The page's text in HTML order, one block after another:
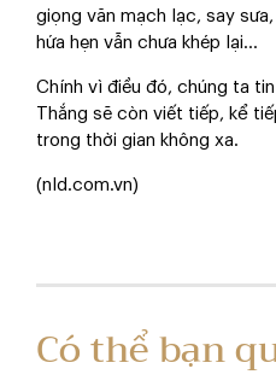
giọng văn mạch lạc, say
hứa hẹn vẫn chưa khép lại...
Chính vì điều đó, chúng ta
Thắng sẽ còn viết tiếp, kể
trong thời gian không xa.
(nld.com.vn)
Có thể bạn